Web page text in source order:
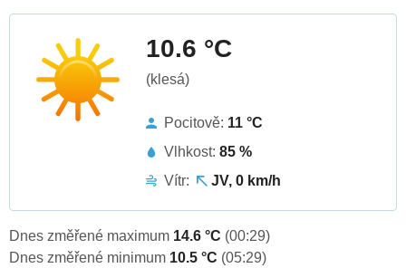
10.6 °C
(klesá)
Pocitově: 11 °C
Vlhkost: 85 %
Vítr:
JV, 0 km/h
Dnes změřené maximum 14.6 °C (00:29)
Dnes změřené minimum 10.5 °C (05:29)